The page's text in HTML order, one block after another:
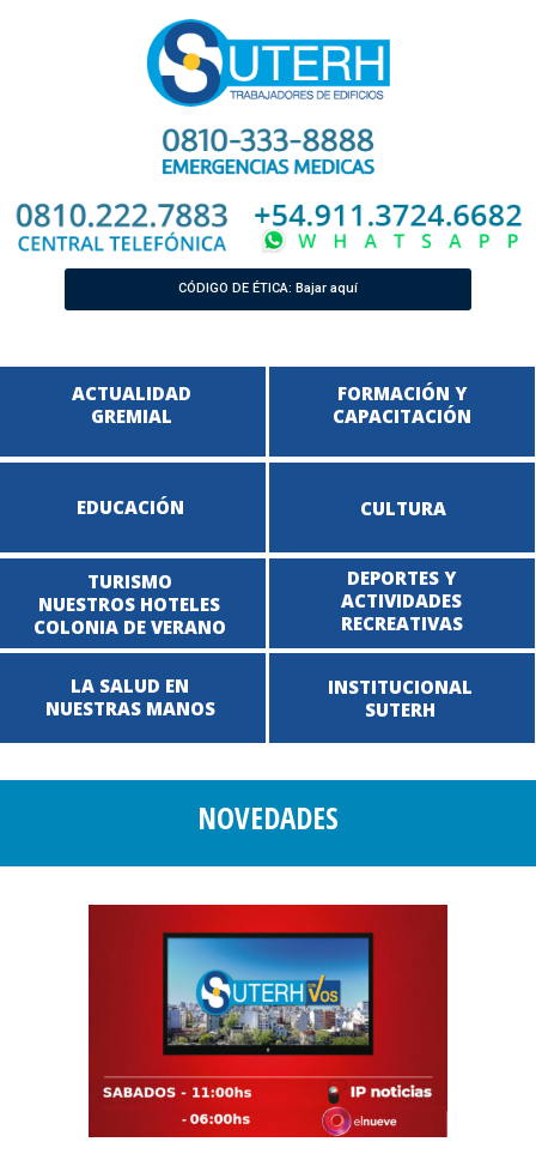
CÓDIGO DE ÉTICA: Bajar aquí
ACTUALIDAD
GREMIAL
EDUCACIÓN CULTURA
TURISMO
NUESTROS HOTELES
COLONIA DE VERANO
DEPORTES Y
ACTIVIDADES
RECREATIVAS
LA SALUD EN
NUESTRAS MANOS
INSTITUCIONAL
SUTERH
FORMACIÓN Y
CAPACITACIÓN
NOVEDADES